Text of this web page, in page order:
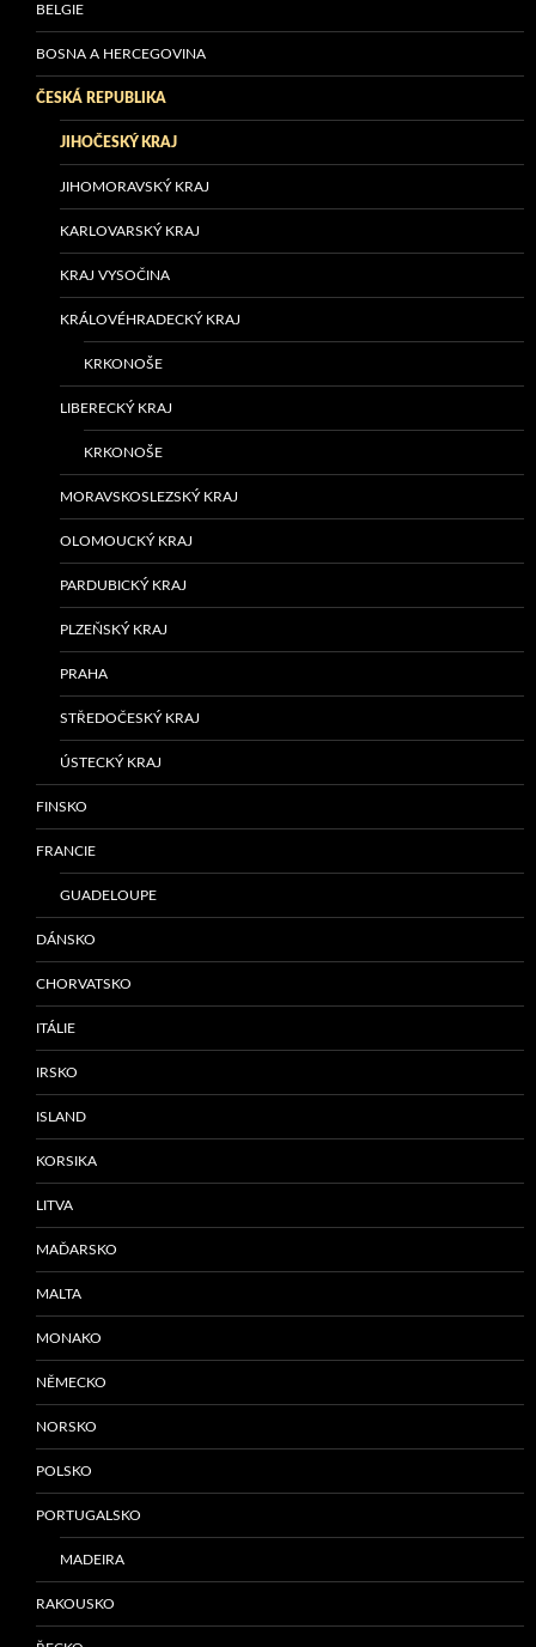
BELGIE
BOSNA A HERCEGOVINA
ČESKÁ REPUBLIKA
JIHOČESKÝ KRAJ
JIHOMORAVSKÝ KRAJ
KARLOVARSKÝ KRAJ
KRAJ VYSOČINA
KRÁLOVÉHRADECKÝ KRAJ
KRKONOŠE
LIBERECKÝ KRAJ
KRKONOŠE
MORAVSKOSLEZSKÝ KRAJ
OLOMOUCKÝ KRAJ
PARDUBICKÝ KRAJ
PLZEŇSKÝ KRAJ
PRAHA
STŘEDOČESKÝ KRAJ
ÚSTECKÝ KRAJ
FINSKO
FRANCIE
GUADELOUPE
DÁNSKO
CHORVATSKO
ITÁLIE
IRSKO
ISLAND
KORSIKA
LITVA
MAĎARSKO
MALTA
MONAKO
NĚMECKO
NORSKO
POLSKO
PORTUGALSKO
MADEIRA
RAKOUSKO